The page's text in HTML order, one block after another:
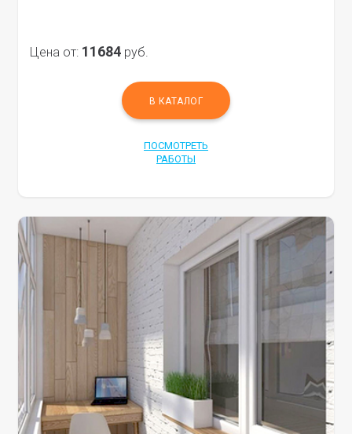
Цена от: 11684 руб.
В КАТАЛОГ
ПОСМОТРЕТЬ
РАБОТЫ